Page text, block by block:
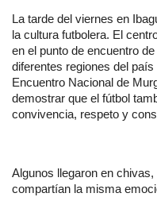
La tarde del viernes en
la cultura futbolera. El
en el punto de encuentro
diferentes regiones del
Encuentro Nacional de
demostrar que el fútbol
convivencia, respeto y
Algunos llegaron en
compartían la misma